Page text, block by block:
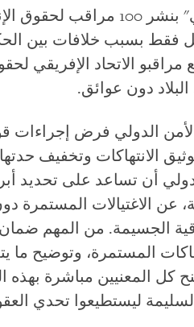
بسبب خلافات بين
الاتحاد الإفريقي
دون عوائق.
الدولي فرض إجراءات
الانتهاكات وتخفيف
أن تساعد على تحديد
عن الاغتيالات المستمرة
الجسيمة. من المهم
المستمرة، وتوضيح ما
كل المعنيين مباشرة بهذه
السليمة ليستطيعوا تحدي